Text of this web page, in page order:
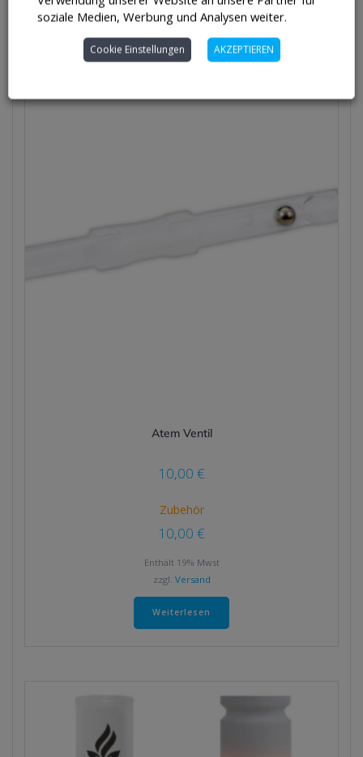
In den Warenkorb
Atem Ventil
10,00 €
Zubehör
10,00 €
Enthält 19% Mwst
zzgl. Versand
Weiterlesen
soziale Medien, Werbung und Analysen weiter.
Cookie Einstellungen AKZEPTIEREN